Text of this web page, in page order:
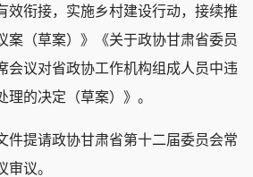
效衔接，实施乡村建设行动，接续推
案（草案）》《关于政协甘肃省委员
会议对省政协工作机构组成人员中违
的决定（草案）》。
提请政协甘肃省第十二届委员会常
审议。